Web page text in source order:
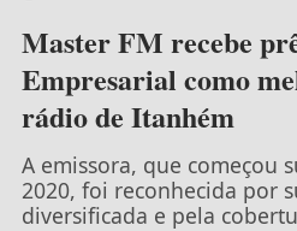
Master FM recebe
Empresarial como
rádio de Itanhém
A emissora, que começou
2020, foi reconhecida por
diversificada e pela